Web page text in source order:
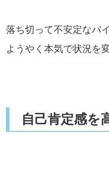
落ち切って不安定なバ
ようやく本気で状況を
自己肯定感を